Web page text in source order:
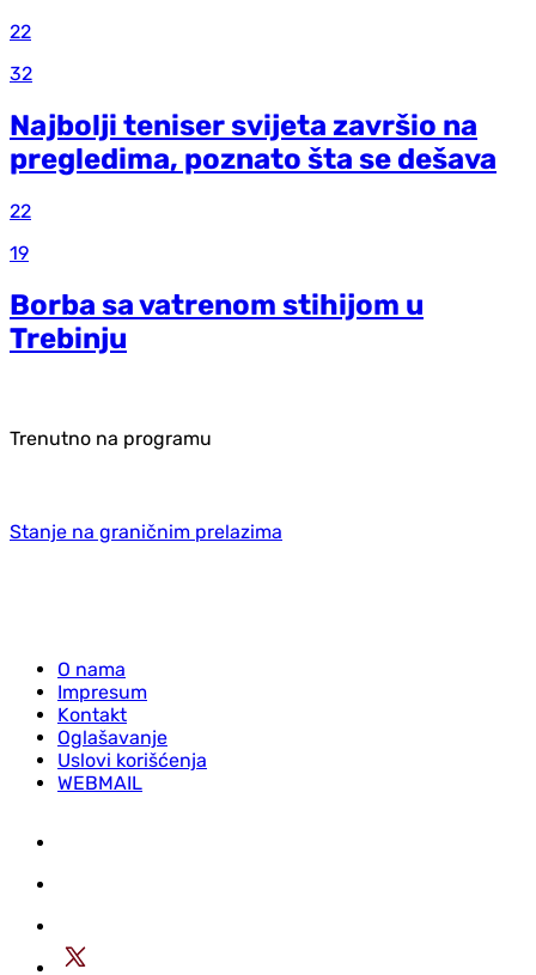
22
32
Najbolji teniser svijeta završio na
pregledima, poznato šta se dešava
22
19
Borba sa vatrenom stihijom u
Trebinju
Trenutno na programu
Stanje na graničnim prelazima
O nama
Impresum
Kontakt
Oglašavanje
Uslovi korišćenja
WEBMAIL